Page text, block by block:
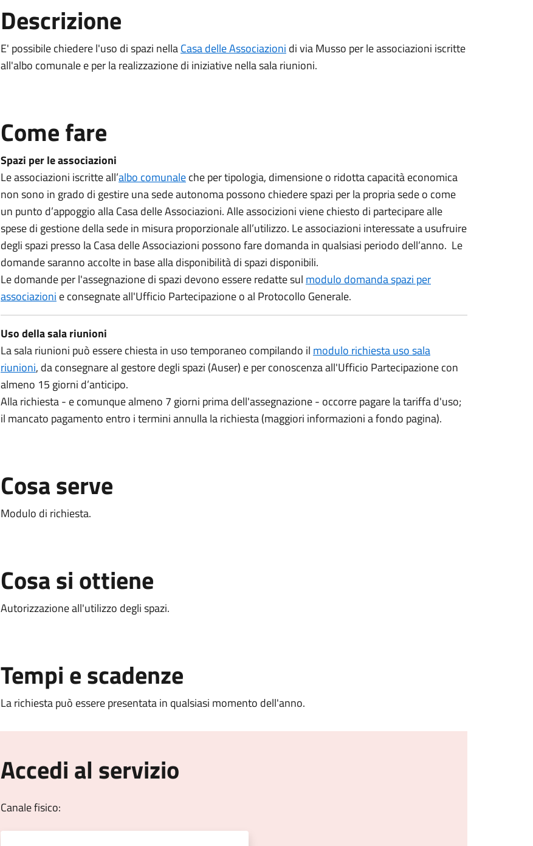
Descrizione
E' possibile chiedere l'uso di spazi nellaCasa delle Associazioni di via Musso per le associazioni iscritte
all'albo comunale e per la realizzazione di iniziative nella sala riunioni.
Come fare
Spazi per le associazioni
Le associazioni iscritte all’albo comunaleche per tipologia, dimensione o ridotta capacità economica
non sono in grado di gestire una sede autonoma possono chiedere spazi per la propria sede o come
un punto d’appoggio alla Casa delle Associazioni. Alle associzioni viene chiesto di partecipare alle
spese di gestione della sede in misura proporzionale all’utilizzo. Le associazioni interessate a usufruire
degli spazi presso la Casa delle Associazioni possono fare domanda in qualsiasi periodo dell’anno. Le
domande saranno accolte in base alla disponibilità di spazi disponibili.
Le domande per l'assegnazione di spazi devono essere redatte sul modulo domanda spazi per
associazioni e consegnate all'Ufficio Partecipazione o al Protocollo Generale.
Uso della sala riunioni
La sala riunioni può essere chiesta in uso temporaneo compilando il modulo richiesta uso sala
riunioni, da consegnare al gestore degli spazi (Auser) e per conoscenza all'Ufficio Partecipazione con
almeno 15 giorni d’anticipo.
Alla richiesta - e comunque almeno 7 giorni prima dell'assegnazione - occorre pagare la tariffa d'uso;
il mancato pagamento entro i termini annulla la richiesta (maggiori informazioni a fondo pagina).
Cosa serve
Modulo di richiesta.
Cosa si ottiene
Autorizzazione all'utilizzo degli spazi.
Tempi e scadenze
La richiesta può essere presentata in qualsiasi momento dell'anno.
Accedi al servizio
Canale fisico: